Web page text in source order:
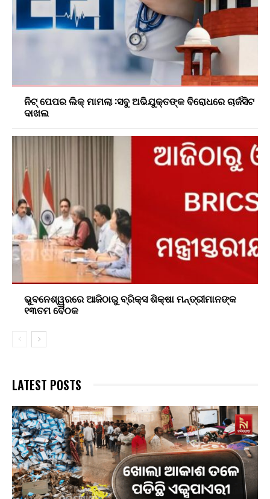
ନିଟ୍ ପେପର ଲିକ୍ ମାମଲା :ସବୁ ଅଭିଯୁକ୍ତଙ୍କ ବିରୋଧରେ ଚାର୍ଜସିଟ
ଦାଖଲ
ଭୁବନେଶ୍ୱରରେ ଆଜିଠାରୁ ବ୍ରିକ୍ସ ଶିକ୍ଷା ମନ୍ତ୍ରୀମାନଙ୍କ
୧୩ତମ ବୈଠକ
LATEST POSTS